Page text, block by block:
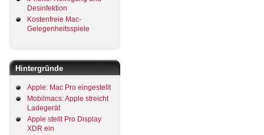
Desinfektion
Kostenfreie Mac-
Gelegenheitsspiele
Hintergründe
Apple: Mac Pro eingestellt
Mobilmacs: Apple streicht
Ladegerät
Apple stellt Pro Display
XDR ein